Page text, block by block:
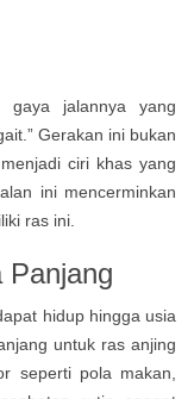
gaya jalannya yang
Gerakan ini bukan
ciri khas yang
ini mencerminkan
ras ini.
Panjang
hidup hingga usia
untuk ras anjing
seperti pola makan,